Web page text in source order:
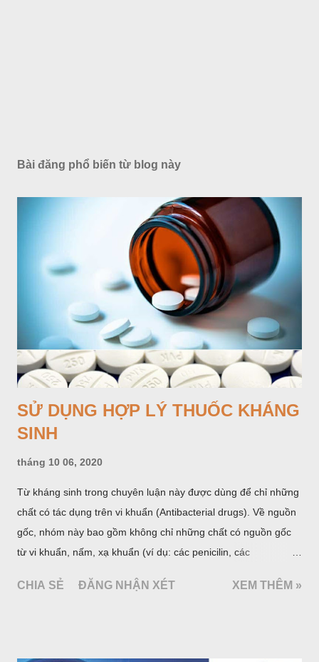
Bài đăng phổ biến từ blog này
SỬ DỤNG HỢP LÝ THUỐC KHÁNG
SINH
tháng 10 06, 2020
Từ kháng sinh trong chuyên luận này được dùng để chỉ những
chất có tác dụng trên vi khuẩn (Antibacterial drugs). Về nguồn
gốc, nhóm này bao gồm không chỉ những chất có nguồn gốc
từ vi khuẩn, nấm, xạ khuẩn (ví dụ: các penicilin, các
mà cả những chất có nguồn gốc hoàn toàn do tổng hợp hóa
CHIA SẺ ĐĂNG NHẬN XÉT XEM THÊM »